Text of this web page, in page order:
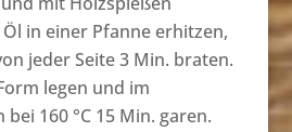
in einer Pfanne erhitzen,
jeder Seite 3 Min. braten.
legen und im
160 °C 15 Min. garen.